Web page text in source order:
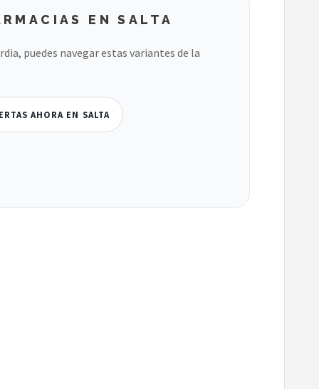
EN SALTA
puedes navegar estas variantes de la
AHORA EN SALTA